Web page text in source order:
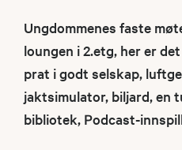
Ungdommenes faste
loungen i 2.etg, her er
prat i godt selskap,
jaktsimulator, biljard, en
bibliotek, Podcast-